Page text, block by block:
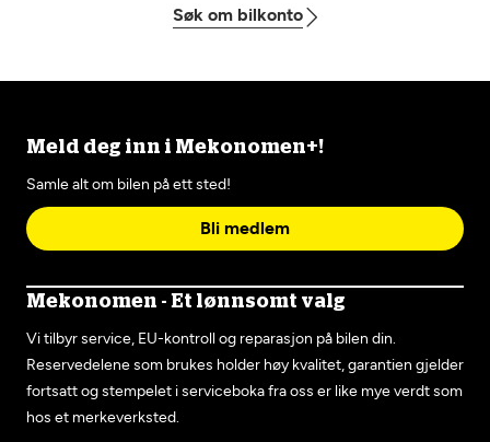
Søk om bilkonto
Meld deg inn i Mekonomen+!
Samle alt om bilen på ett sted!
Bli medlem
Mekonomen - Et lønnsomt valg
Vi tilbyr service, EU-kontroll og reparasjon på bilen din.
Reservedelene som brukes holder høy kvalitet, garantien gjelder
fortsatt og stempelet i serviceboka fra oss er like mye verdt som
hos et merkeverksted.